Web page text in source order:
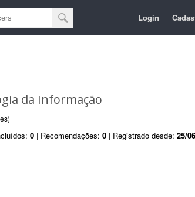
Login
da Informação
0 | Recomendações: 0 | Registrado desde: 25/